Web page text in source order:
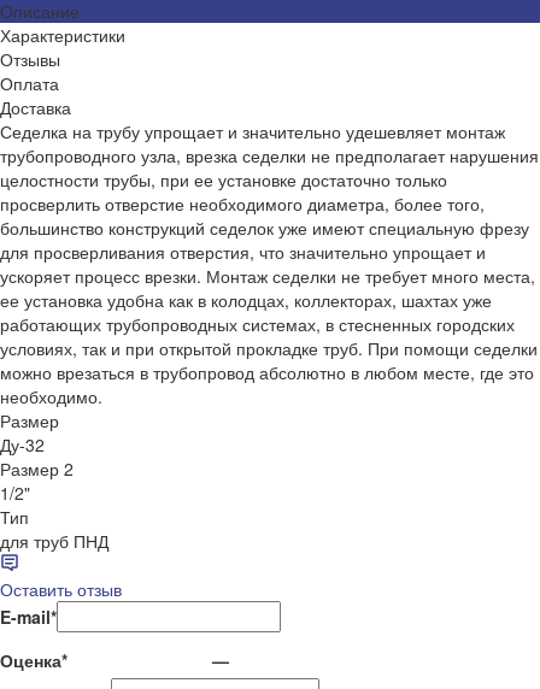
Описание
Характеристики
Отзывы
Оплата
Доставка
Седелка на трубу упрощает и значительно удешевляет монтаж
трубопроводного узла, врезка седелки не предполагает нарушения
целостности трубы, при ее установке достаточно только
просверлить отверстие необходимого диаметра, более того,
большинство конструкций седелок уже имеют специальную фрезу
для просверливания отверстия, что значительно упрощает и
ускоряет процесс врезки. Монтаж седелки не требует много места,
ее установка удобна как в колодцах, коллекторах, шахтах уже
работающих трубопроводных системах, в стесненных городских
условиях, так и при открытой прокладке труб. При помощи седелки
можно врезаться в трубопровод абсолютно в любом месте, где это
необходимо.
Размер
Ду-32
Размер 2
1/2"
Тип
для труб ПНД
Оставить отзыв
E-mail*
Оценка* —